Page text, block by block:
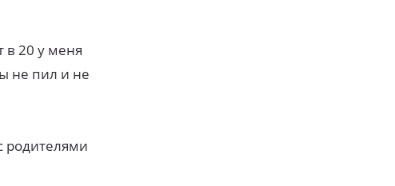
в 20 у меня
не пил и не
родителями